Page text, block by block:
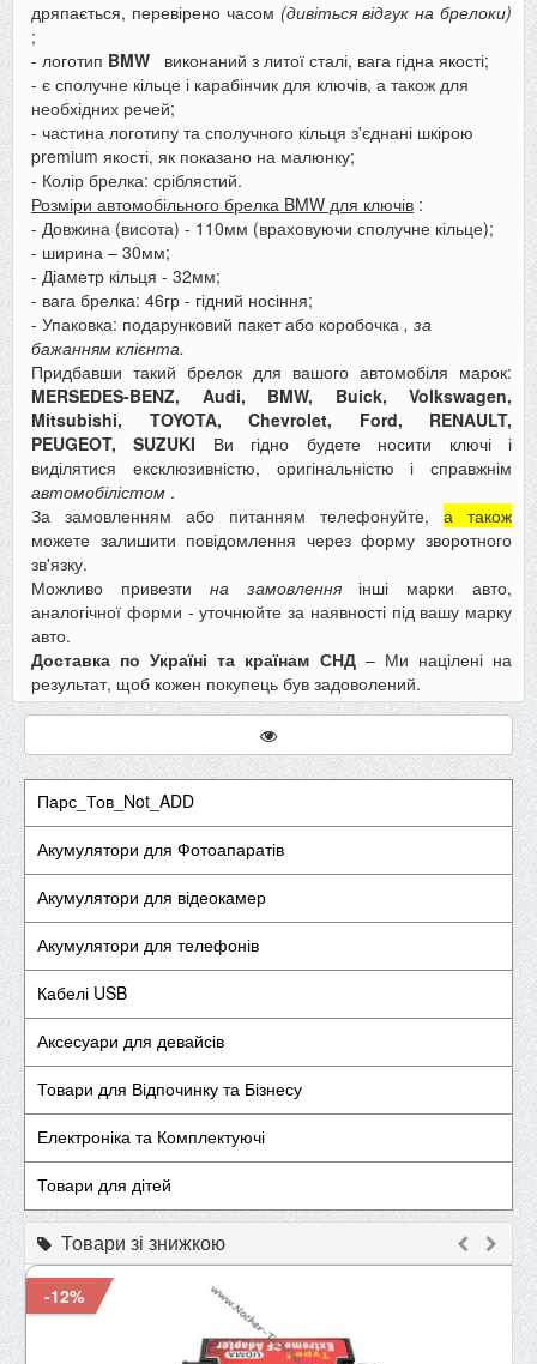
дряпається, перевірено часом (дивіться відгук на брелоки)
;
- логотип BMW
виконаний з литої сталі, вага гідна якості;
- є сполучне кільце і карабінчик для ключів, а також для
необхідних речей;
- частина логотипу та сполучного кільця з'єднані шкірою
premium якості, як показано на малюнку;
- Колір брелка: сріблястий.
Розміри автомобільного брелка BMW для ключів :
- Довжина (висота) - 110мм (враховуючи сполучне кільце);
- ширина – 30мм;
- Діаметр кільця - 32мм;
- вага брелка: 46гр - гідний носіння;
- Упаковка: подарунковий пакет або коробочка , за
бажанням клієнта.
Придбавши такий брелок для вашого автомобіля марок:
MERSEDES-BENZ, Audi, BMW, Buick, Volkswagen,
Mitsubishi, TOYOTA, Chevrolet, Ford, RENAULT,
PEUGEOT, SUZUKI Ви гідно будете носити ключі і
виділятися ексклюзивністю, оригінальністю і справжнім
автомобілістом .
За замовленням або питанням телефонуйте, а також
можете залишити повідомлення через форму зворотного
зв'язку.
Можливо привезти на замовленняінші марки авто,
аналогічної форми - уточнюйте за наявності під вашу марку
авто.
Доставка по Україні та країнам СНД– Ми націлені на
результат, щоб кожен покупець був задоволений.
Парс_Тов_Not_ADD
Акумулятори для Фотоапаратів
Акумулятори для відеокамер
Акумулятори для телефонів
Кабелі USB
Аксесуари для девайсів
Товари для Відпочинку та Бізнесу
Електроніка та Комплектуючі
Товари для дітей
Товари зі знижкою
-12%